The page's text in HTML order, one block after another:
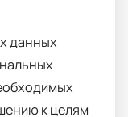
данных
к целям